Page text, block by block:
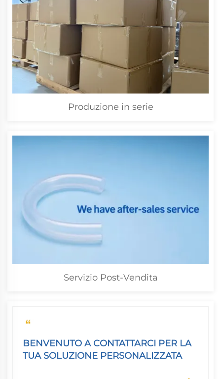
Produzione in serie
Servizio Post-Vendita
BENVENUTO A CONTATTARCI PER LA
TUA SOLUZIONE PERSONALIZZATA